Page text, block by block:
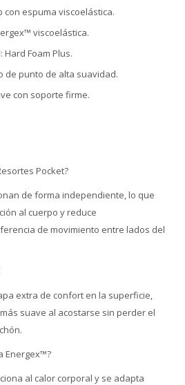
con espuma viscoelástica.
viscoelástica.
Foam Plus.
de punto de alta suavidad.
con soporte firme.
Pocket?
de forma independiente, lo que
al cuerpo y reduce
de movimiento entre lados del
extra de confort en la superficie,
suave al acostarse sin perder el
Energex™?
al calor corporal y se adapta